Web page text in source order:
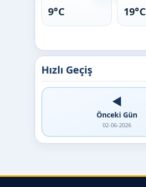
9°C 19°C
Hızlı Geçiş
◀️
Önceki Gün
02-06-2026